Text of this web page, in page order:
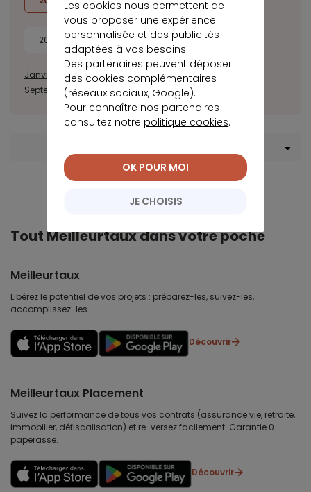
2018 2017
Janvier Février Mars Avril Mai Juin Juillet
Septembre
Octobre Novembre Décembre
Tout Meilleurtaux dans votre poche
Meilleurtaux
Libérez le potentiel de vos projets : préparez-les, suivez-les,
accomplissez-les.
Découvrir
Meilleurtaux Placement
Suivez la performance de tous vos contrats (assurance vie, retraite,
immobilier, défiscalisation) et re-versez facilement. Garantie 0
paperasse.
Découvrir
Les cookies nous permettent de
vous proposer une expérience
personnalisée et des publicités
adaptées à vos besoins.
Des partenaires peuvent déposer
des cookies complémentaires
(réseaux sociaux, Google).
Pour connaître nos partenaires
consultez notre politique cookies.
JE CHOISIS
OK POUR MOI